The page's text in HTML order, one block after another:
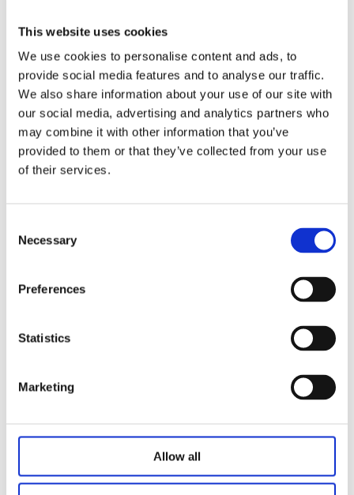
This website uses cookies
We use cookies to personalise content and ads, to
provide social media features and to analyse our traffic.
We also share information about your use of our site with
our social media, advertising and analytics partners who
may combine it with other information that you’ve
provided to them or that they’ve collected from your use
of their services.
Selection
Necessary
Preferences
Statistics
Marketing
Allow all
Farbe: Grau/Schwarz
IP -Klasse: max. IPX6
Hublänge:
6000n: 50-300 mm (4mm Toleranz)
4000n: 50-400 mm (4 mm Toleranz)
3000n: 50-400 mm (4mm Toleranz
Rauschpegel: ≤48 dB (Umgebungsrauschen ≤ 40 dB)
Gewicht: ca. 2 kg (unterschiedliche
Gewicht)